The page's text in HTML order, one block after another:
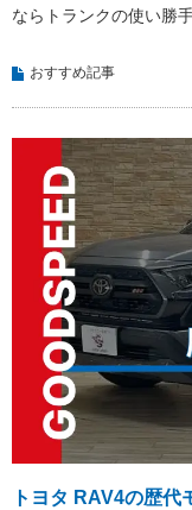
ならトランクの使い勝
おすすめ記事
トヨタ RAV4の歴